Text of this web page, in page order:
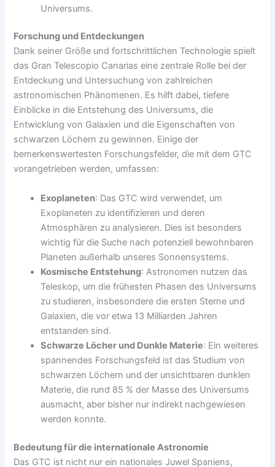
Universums.
Forschung und Entdeckungen
Dank seiner Größe und fortschrittlichen Technologie spielt
das Gran Telescopio Canarias eine zentrale Rolle bei der
Entdeckung und Untersuchung von zahlreichen
astronomischen Phänomenen. Es hilft dabei, tiefere
Einblicke in die Entstehung des Universums, die
Entwicklung von Galaxien und die Eigenschaften von
schwarzen Löchern zu gewinnen. Einige der
bemerkenswertesten Forschungsfelder, die mit dem GTC
vorangetrieben werden, umfassen:
Exoplaneten: Das GTC wird verwendet, um
Exoplaneten zu identifizieren und deren
Atmosphären zu analysieren. Dies ist besonders
wichtig für die Suche nach potenziell bewohnbaren
Planeten außerhalb unseres Sonnensystems.
Kosmische Entstehung: Astronomen nutzen das
Teleskop, um die frühesten Phasen des Universums
zu studieren, insbesondere die ersten Sterne und
Galaxien, die vor etwa 13 Milliarden Jahren
entstanden sind.
Schwarze Löcher und Dunkle Materie: Ein weiteres
spannendes Forschungsfeld ist das Studium von
schwarzen Löchern und der unsichtbaren dunklen
Materie, die rund 85 % der Masse des Universums
ausmacht, aber bisher nur indirekt nachgewiesen
werden konnte.
Bedeutung für die internationale Astronomie
Das GTC ist nicht nur ein nationales Juwel Spaniens,